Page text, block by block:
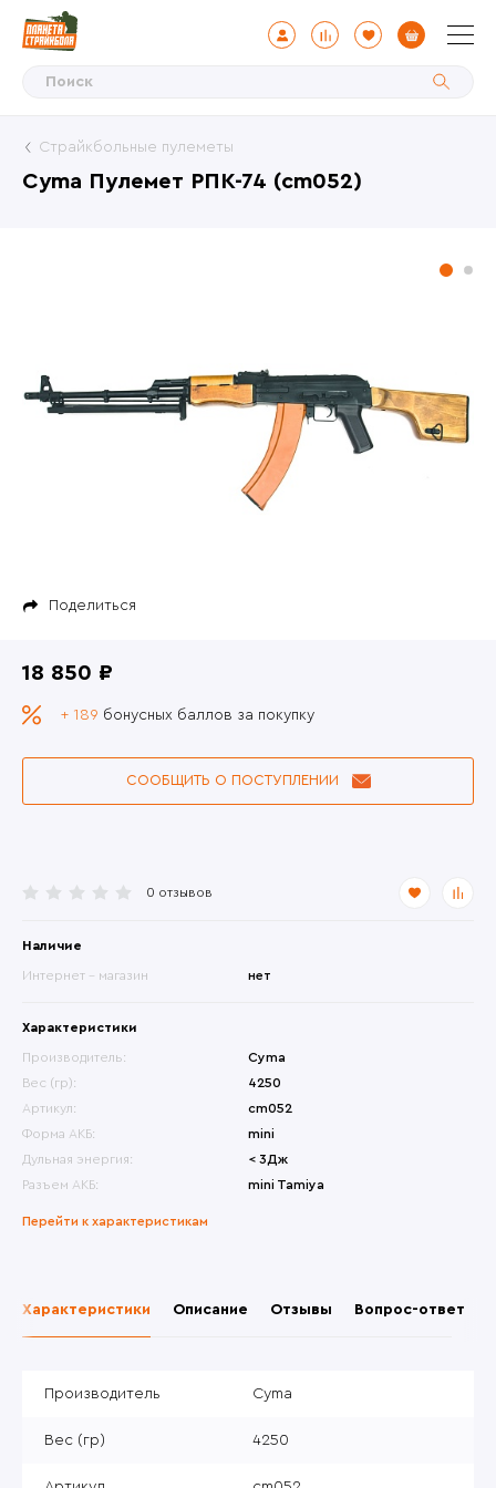
Cyma Пулемет РПК-74 (cm052)
Страйкбольные пулеметы
Поделиться
0 отзывов
Наличие
Интернет - магазин нет
Характеристики
Производитель:
Cyma
Вес (гр):
4250
Артикул:
cm052
Форма АКБ:
mini
Дульная энергия:
< 3Дж
Разъем АКБ:
mini Tamiya
Перейти к характеристикам
18 850 ₽
+ 189 бонусных баллов за покупку
СООБЩИТЬ О ПОСТУПЛЕНИИ
Характеристики Описание Отзывы Вопрос-ответ
Производитель Cyma
Вес (гр) 4250